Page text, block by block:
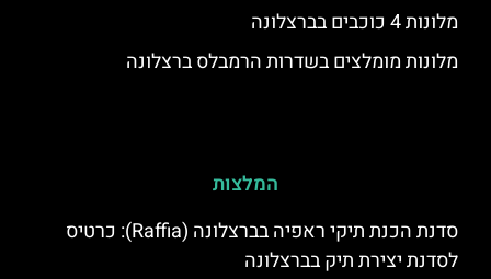
מלונות 4 כוכבים בברצלונה
מלונות מומלצים בשדרות הרמבלס ברצלונה
המלצות
סדנת הכנת תיקי ראפיה בברצלונה (Raffia): כרטיס
לסדנת יצירת תיק בברצלונה